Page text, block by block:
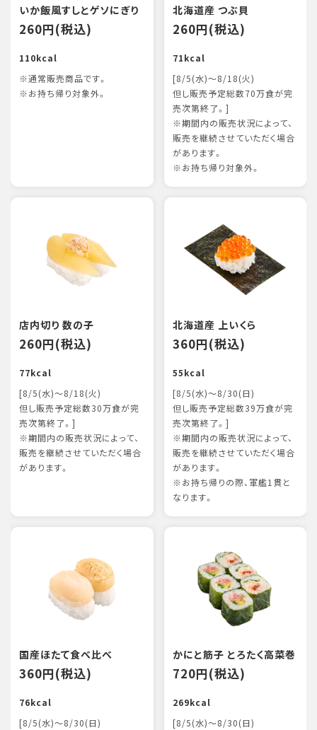
いか飯風すしとゲソにぎり
260円(税込)
110kcal
※通常販売商品です。
※お持ち帰り対象外。
北海道産 つぶ貝
260円(税込)
71kcal
[8/5(水)～8/18(火)
但し販売予定総数70万食が完
売次第終了。]
※期間内の販売状況によって、
販売を継続させていただく場合
があります。
※お持ち帰り対象外。
店内切り 数の子
260円(税込)
77kcal
[8/5(水)～8/18(火)
但し販売予定総数30万食が完
売次第終了。]
※期間内の販売状況によって、
販売を継続させていただく場合
があります。
北海道産 上いくら
360円(税込)
55kcal
[8/5(水)～8/30(日)
但し販売予定総数39万食が完
売次第終了。]
※期間内の販売状況によって、
販売を継続させていただく場合
があります。
※お持ち帰りの際、軍艦1貫と
なります。
国産ほたて食べ比べ
360円(税込)
76kcal
[8/5(水)～8/30(日)
かにと筋子 とろたく高菜巻
720円(税込)
269kcal
[8/5(水)～8/30(日)